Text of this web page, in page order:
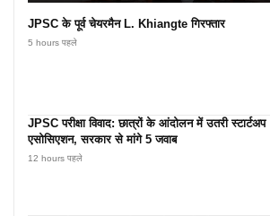
JPSC के पूर्व चेयरमैन L. Khiangte गिरफ्तार
5 hours पहले
JPSC परीक्षा विवाद: छात्रों के आंदोलन में उतरी स्टार्टअप
एसोसिएशन, सरकार से मांगे 5 जवाब
12 hours पहले